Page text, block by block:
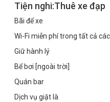
Tiện nghi:Thuê xe đạp
Bãi để xe
Wi-Fi miễn phí trong tất cả
Giữ hành lý
Bể bơi [ngoài trời]
Quán bar
Dịch vụ giặt là